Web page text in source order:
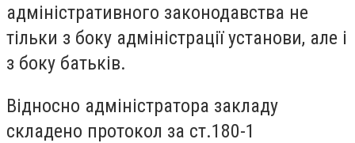
адміністративного законодавства не
тільки з боку адміністрації установи, але і
з боку батьків.
Відносно адміністратора закладу
складено протокол за ст.180-1